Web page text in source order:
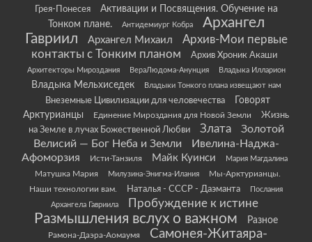
Грея-Понесея
Активации и Посвящения. Обучение на
Тонком плане.
Антидемиург Кобра
Архангел
Гавриил
Архангел Михаил
Архив-Мои первые
контакты с Тонким планом
Архив Хроник Акаши
Архитекторы Мироздания ВераЛюдома-Анунция Владыка Илларион
Владыка Мельхиседек Владыки Тонкого плана извещают нам
Внеземные Цивилизации для человечества
Говорят
Арктурианцы
Единение Мироздания для Новой Земли
Жизнь
на Земле в лучах Божественной Любви
Злата
Золотой
Велисий — Бог Неба и Земли
Ивелина-Наджа-
Афоморзия
Исти-Танзиля Майк Куинси Мария Магдалина
Матушка Мария Милузина-Энигма-Илания
Мы-Арктурианцы.
Наши технологии вам.
Наталья - СССР - Даэманта
Послания
Архангела Гавриила
Пробуждение к истине
Размышления вслух о важном Разное
Рамона-Даэра-Аомаумя
Самонея-Житаяра-